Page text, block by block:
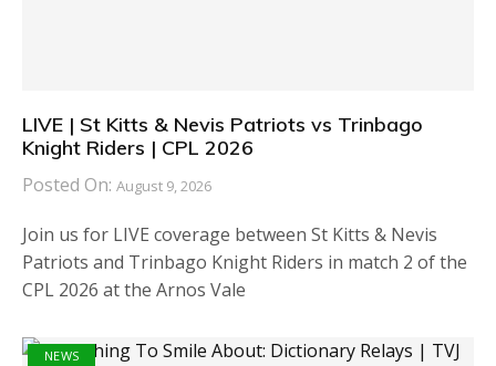
LIVE | St Kitts & Nevis Patriots vs Trinbago
Knight Riders | CPL 2026
Posted On: August 9, 2026
Join us for LIVE coverage between St Kitts & Nevis
Patriots and Trinbago Knight Riders in match 2 of the
CPL 2026 at the Arnos Vale
NEWS